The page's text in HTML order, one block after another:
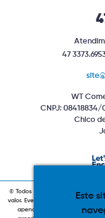
47
WT
CNPJ: 08418834/
Chico
© Todos os direitos reservados.
valor. Eventuais promoções,
apenas para compras via
Este